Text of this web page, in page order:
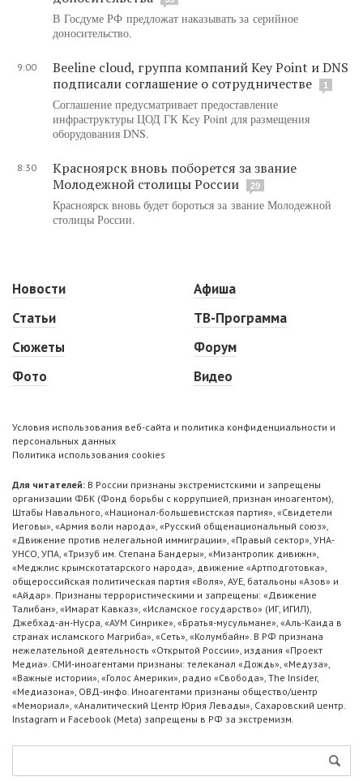
В Госдуме РФ предложат наказывать за серийное
доносительство.
9:00
Beeline cloud, группа компаний Key Point и DNS
подписали соглашение о сотрудничестве
1
Соглашение предусматривает предоставление
инфраструктуры ЦОД ГК Key Point для размещения
оборудования DNS.
8:30
Красноярск вновь поборется за звание
Молодежной столицы России
29
Красноярск вновь будет бороться за звание Молодежной
столицы России.
Новости
Статьи
Сюжеты
Фото
Афиша
ТВ-Программа
Форум
Видео
Условия использования веб-сайта и политика конфиденциальности и
персональных данных
Политика использования cookies
Для читателей: В России признаны экстремистскими и запрещены
организации ФБК (Фонд борьбы с коррупцией, признан иноагентом),
Штабы Навального, «Национал-большевистская партия», «Свидетели
Иеговы», «Армия воли народа», «Русский общенациональный союз»,
«Движение против нелегальной иммиграции», «Правый сектор», УНА-
УНСО, УПА, «Тризуб им. Степана Бандеры», «Мизантропик дивижн»,
«Меджлис крымскотатарского народа», движение «Артподготовка»,
общероссийская политическая партия «Воля», АУЕ, батальоны «Азов» и
«Айдар». Признаны террористическими и запрещены: «Движение
Талибан», «Имарат Кавказ», «Исламское государство» (ИГ, ИГИЛ),
Джебхад-ан-Нусра, «АУМ Синрике», «Братья-мусульмане», «Аль-Каида в
странах исламского Магриба», «Сеть», «Колумбайн». В РФ признана
нежелательной деятельность «Открытой России», издания «Проект
Медиа». СМИ-иноагентами признаны: телеканал «Дождь», «Медуза»,
«Важные истории», «Голос Америки», радио «Свобода», The Insider,
«Медиазона», ОВД-инфо. Иноагентами признаны общество/центр
«Мемориал», «Аналитический Центр Юрия Левады», Сахаровский центр.
Instagram и Facebook (Metа) запрещены в РФ за экстремизм.